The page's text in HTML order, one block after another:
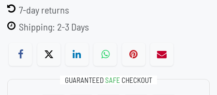
7-day returns
Shipping: 2-3 Days
GUARANTEEDSAFE CHECKOUT